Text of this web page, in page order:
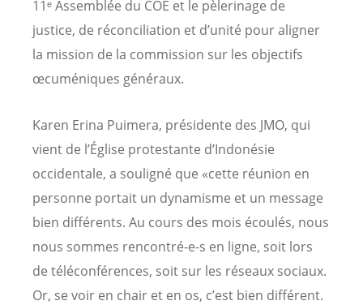
11ᵉ Assemblée du COE et le pèlerinage de
justice, de réconciliation et d’unité pour aligner
la mission de la commission sur les objectifs
œcuméniques généraux.
Karen Erina Puimera, présidente des JMO, qui
vient de l’Église protestante d’Indonésie
occidentale, a souligné que «cette réunion en
personne portait un dynamisme et un message
bien différents. Au cours des mois écoulés, nous
nous sommes rencontré-e-s en ligne, soit lors
de téléconférences, soit sur les réseaux sociaux.
Or, se voir en chair et en os, c’est bien différent.